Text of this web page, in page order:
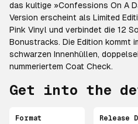
das kultige »Confessions On A
Version erscheint als Limited
Pink Vinyl und verbindet die 12
Bonustracks. Die Edition kommt
schwarzen Innenhüllen,
nummeriertem Coat Check.
Get into the
Format Release